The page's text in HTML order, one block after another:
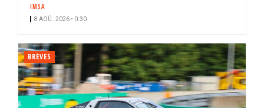
IMSA
8 AOÛ. 2026 • 0:30
BRÈVES